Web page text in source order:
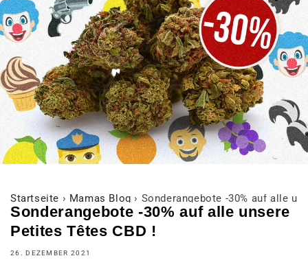
Startseite › Mamas Blog › Sonderangebote -30% auf alle
Sonderangebote -30% auf alle unsere
Petites Têtes CBD !
26. DEZEMBER 2021